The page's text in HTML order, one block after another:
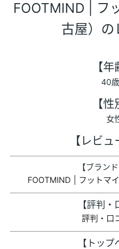
FOOTMIND | フ
古屋）の
【年
40
【性
女
【レビュ
【ブラン
FOOTMIND | フットマ
【評判・
評判・口
【トップ